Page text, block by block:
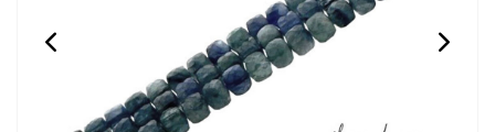
€12,95 Incl. btw
rond ca. 8mm
100% Natuurlijk
Streng ca. 38cm